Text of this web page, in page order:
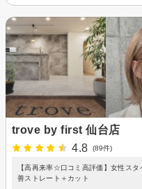
trove by first 仙台店
4.8
(89件)
【高再来率☆口コミ高評価】女性ス
善ストレート＋カット